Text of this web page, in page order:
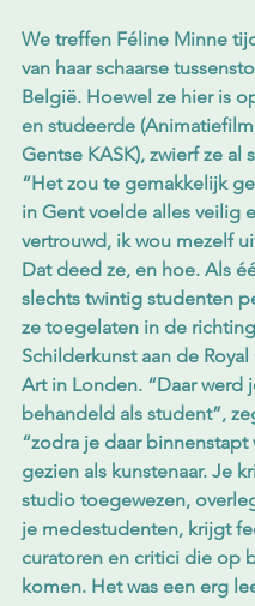
We treffen Féline Minne
van haar schaarse
België. Hoewel ze hier is
en studeerde
Gentse KASK), zwierf ze al
“Het zou te gemakkelijk
in Gent voelde alles veilig
vertrouwd, ik wou mezelf
Dat deed ze, en hoe. Als
slechts twintig studenten
ze toegelaten in de richting
Schilderkunst aan de
Art in Londen. “Daar werd
behandeld als student”,
“zodra je daar binnenstapt
gezien als kunstenaar. Je
studio toegewezen,
je medestudenten, krijgt
curatoren en critici die op
komen. Het was een erg